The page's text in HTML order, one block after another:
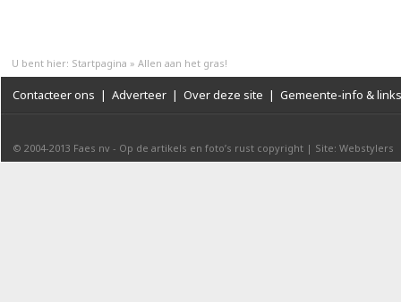
U bent hier: Startpagina » Allen aan het gras!
Contacteer ons | Adverteer | Over deze site | Gemeente-info & links
© 2004-2013 Faes nv - Op de artikels en foto’s rust copyright | Site: Webstylers